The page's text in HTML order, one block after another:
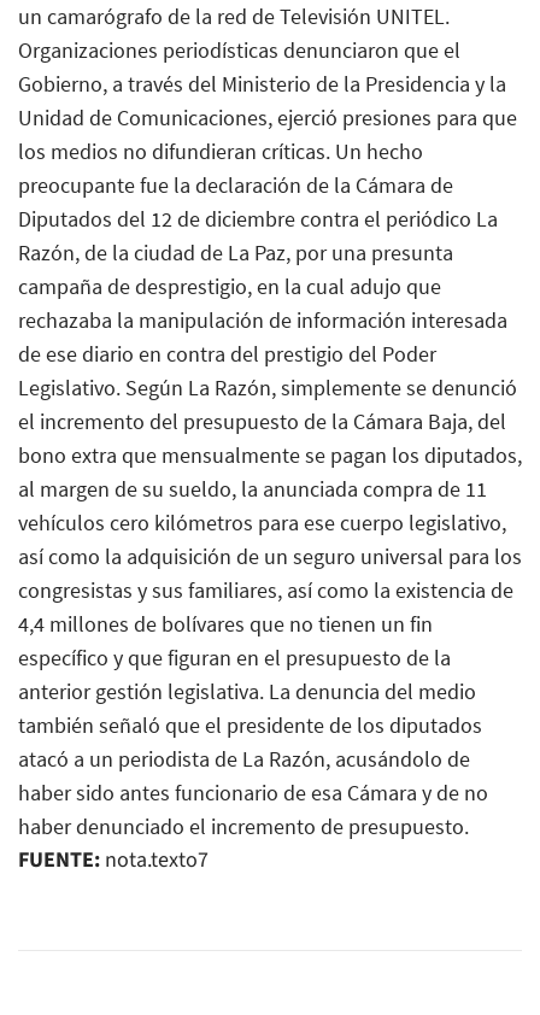
un camarógrafo de la red de Televisión UNITEL.
Organizaciones periodísticas denunciaron que el
Gobierno, a través del Ministerio de la Presidencia y la
Unidad de Comunicaciones, ejerció presiones para que
los medios no difundieran críticas. Un hecho
preocupante fue la declaración de la Cámara de
Diputados del 12 de diciembre contra el periódico La
Razón, de la ciudad de La Paz, por una presunta
campaña de desprestigio, en la cual adujo que
rechazaba la manipulación de información interesada
de ese diario en contra del prestigio del Poder
Legislativo. Según La Razón, simplemente se denunció
el incremento del presupuesto de la Cámara Baja, del
bono extra que mensualmente se pagan los diputados,
al margen de su sueldo, la anunciada compra de 11
vehículos cero kilómetros para ese cuerpo legislativo,
así como la adquisición de un seguro universal para los
congresistas y sus familiares, así como la existencia de
4,4 millones de bolívares que no tienen un fin
específico y que figuran en el presupuesto de la
anterior gestión legislativa. La denuncia del medio
también señaló que el presidente de los diputados
atacó a un periodista de La Razón, acusándolo de
haber sido antes funcionario de esa Cámara y de no
haber denunciado el incremento de presupuesto.
FUENTE: nota.texto7